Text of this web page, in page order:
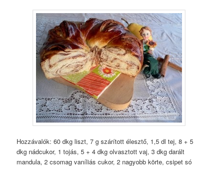
Hozzávalók: 60 dkg liszt, 7 g szárított élesztő, 1,5 dl tej, 8 + 5
dkg nádcukor, 1 tojás, 5 + 4 dkg olvasztott vaj, 3 dkg darált
mandula, 2 csomag vaníliás cukor, 2 nagyobb körte, csipet só